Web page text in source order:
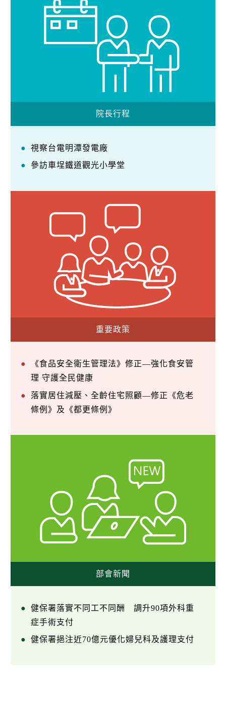
院長行程
視察台電明潭發電廠
參訪車埕鐵道觀光小學堂
重要政策
《食品安全衛生管理法》修正—強化食安管
理 守護全民健康
落實居住減壓、全齡住宅照顧—修正《危老
條例》及《都更條例》
部會新聞
健保署落實不同工不同酬 調升90項外科重
症手術支付
健保署挹注近70億元優化婦兒科及護理支付